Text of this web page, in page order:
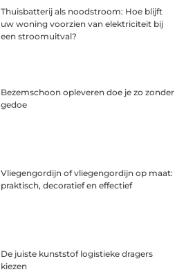
Thuisbatterij als noodstroom: Hoe blijft
uw woning voorzien van elektriciteit bij
een stroomuitval?
Bezemschoon opleveren doe je zo zonder
gedoe
Vliegengordijn of vliegengordijn op maat:
praktisch, decoratief en effectief
De juiste kunststof logistieke dragers
kiezen